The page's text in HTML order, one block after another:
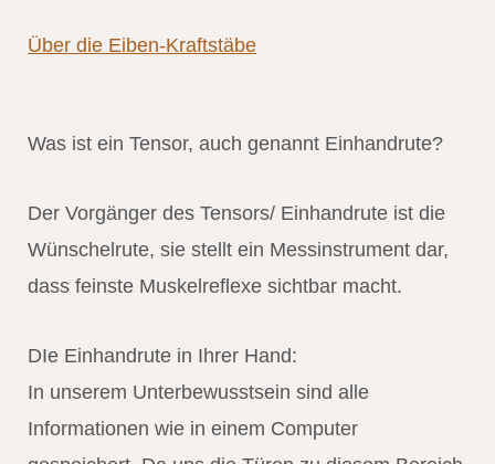
Über die Eiben-Kraftstäbe
Was ist ein Tensor, auch genannt Einhandrute?
Der Vorgänger des Tensors/ Einhandrute ist die
Wünschelrute, sie stellt ein Messinstrument dar,
dass feinste Muskelreflexe sichtbar macht.
DIe Einhandrute in Ihrer Hand:
In unserem Unterbewusstsein sind alle
Informationen wie in einem Computer